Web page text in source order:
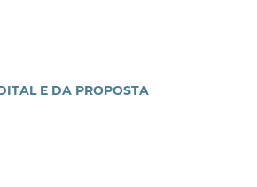
E DA PROPOSTA